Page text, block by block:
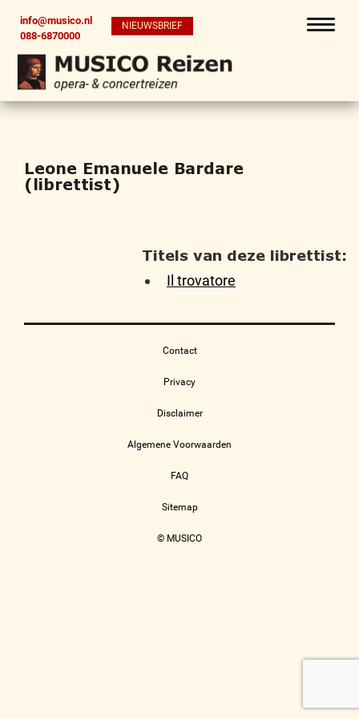
info@musico.nl
088-6870000
NIEUWSBRIEF
Leone Emanuele Bardare
(librettist)
Titels van deze librettist:
Il trovatore
Contact
Privacy
Disclaimer
Algemene Voorwaarden
FAQ
Sitemap
© MUSICO